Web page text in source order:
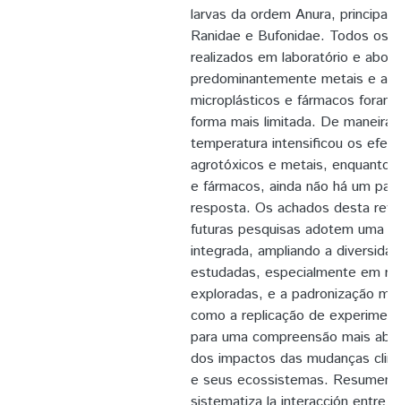
larvas da ordem Anura,
Ranidae e Bufonidae. Todos os
realizados em laboratório e
predominantemente metais e
microplásticos e fármacos
forma mais limitada. De maneira
temperatura intensificou os
agrotóxicos e metais, enquanto
e fármacos, ainda não há um
resposta. Os achados desta
futuras pesquisas adotem uma
integrada, ampliando a
estudadas, especialmente em
exploradas, e a padronização
como a replicação de
para uma compreensão mais
dos impactos das mudanças
e seus ecossistemas. Resumen